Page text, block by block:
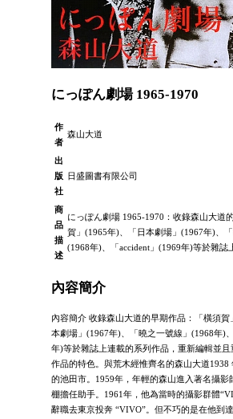
にっぽん劇場 1965‐1970
作
者
森山大道
出
版
社
日盛圖書有限公司
商
品
描
述
にっぽん劇場 1965‐1970：收錄森山大道
賀」(1965年)、「日本劇場」(1967年)、「
(1968年)、「accident」(1969年)等於雜誌
內容簡介
內容簡介 收錄森山大道的早期作品：「橫須賀
本劇場」(1967年)、「曉之一號線」(1968年)
年)等於雜誌上連載的系列作品，重新編輯並且
作品的特色。與荒木經惟齊名的森山大道1938
的池田市。1959年，年輕的森山進入著名攝影
棚擔任助手。1961年，他為當時的攝影群體
辭職去東京投奔 “VIVO”。但不巧的是在他到